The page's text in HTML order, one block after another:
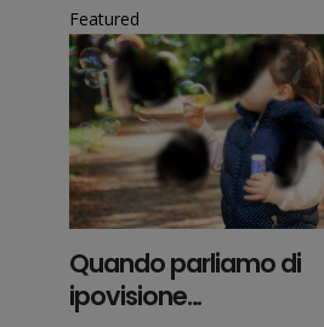
Featured
Quando parliamo di
ipovisione…